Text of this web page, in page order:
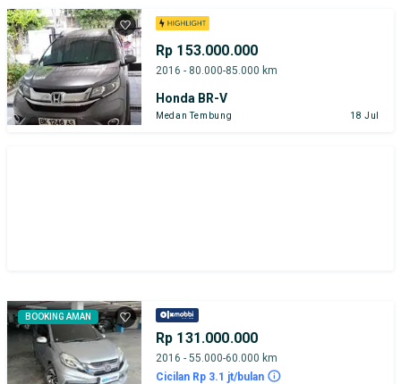
Rp 153.000.000
2016 - 80.000-85.000 km
Honda BR-V
Medan Tembung 18 Jul
BOOKING AMAN
Rp 131.000.000
2016 - 55.000-60.000 km
Cicilan Rp 3.1 jt/bulan